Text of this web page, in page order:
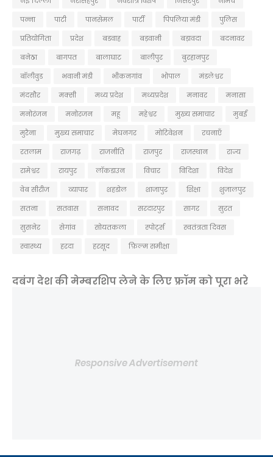
पन्ना
पाटी पानसेमल पार्टी पिपलिया मंडी
पुलिस
प्रतियोगिता
प्रदेश बडवाह बड़वानी बड़ावदा
बदनावर
बनेठा
बागपत बालाघाट बालीपुर
बुरहानपुर
बॉलीवुड
भवानी मंडी भीकनगांव भोपाल
मंडलेश्वर
मंदसौर
मक्सी मध्य प्रदेश मध्यप्रदेश मनावर
मनासा
मनोरंजन
मनोरजन महू महेश्वर मुख्य समाचार
मुबई
मुरैना
मु्ख्य समाचार मेघनगर मोटिवेशन
रचनाएँ
रतलाम
राजगढ़ राजनीति राजपुर राजस्थान
राज्य
रामेश्वर
रायपुर लॉकडाउन विचार विदिशा
विदेश
वेब सीरीज
व्यापार शहडोल शाजापुर शिक्षा
शुजालपुर
सतना
सतवास सनावद सरदारपुर सागर
सुरत
सुसनेर
सेगांव सोयतकला स्पोर्ट्स
स्वतंत्रता दिवस
स्वास्थ्य
हरदा हरसूद फ़िल्म समीक्षा
दबंग देश की मेम्बरशिप लेने के लिए फ्रॉम को पूरा भरे
Responsive Advertisement